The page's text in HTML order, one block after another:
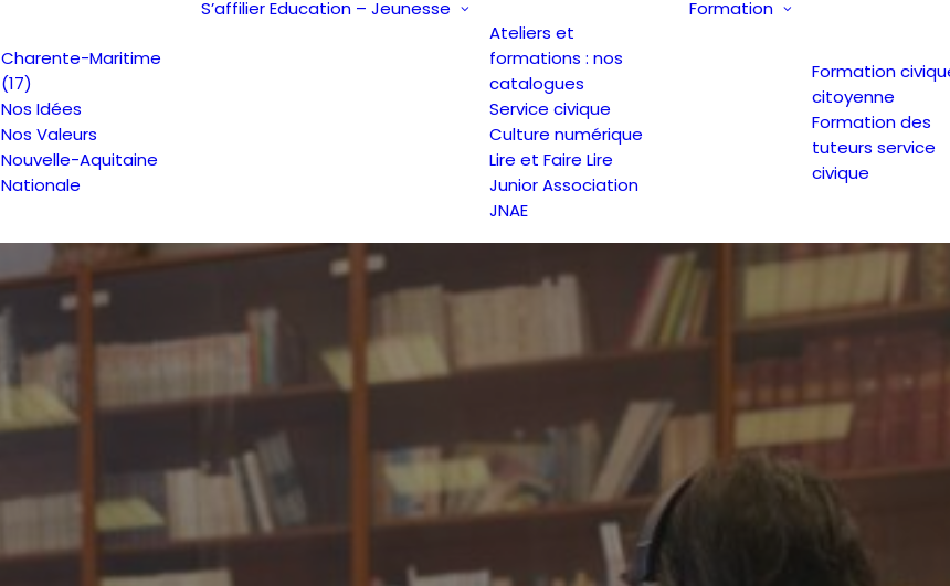
Charente-Maritime
(17)
Nos Idées
Nos Valeurs
Nouvelle-Aquitaine
Nationale
S’affilierEducation – Jeunesse
Ateliers et
formations : nos
catalogues
Service civique
Culture numérique
Lire et Faire Lire
Junior Association
JNAE
Formation
Formation
citoyenne
Formation des
tuteurs service
civique